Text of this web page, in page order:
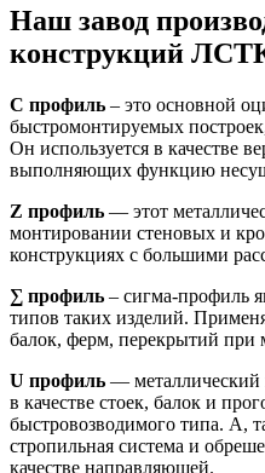
Наш завод
конструкций
С профиль – это основной
быстромонтируемых
Он используется в качестве
выполняющих функцию
Z профиль — этот
монтировании стеновых и
конструкциях с большими
∑ профиль – сигма-профиль
типов таких изделий.
балок, ферм, перекрытий при
U профиль — металлический
в качестве стоек, балок и
быстровозводимого типа. А,
стропильная система и
качестве направляющей.